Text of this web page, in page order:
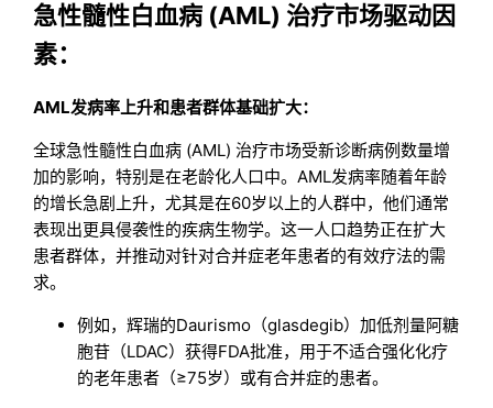
急性髓性白血病 (AML) 治疗市场驱动因
素：
AML发病率上升和患者群体基础扩大：
全球急性髓性白血病 (AML) 治疗市场受新诊断病例数量增
加的影响，特别是在老龄化人口中。AML发病率随着年龄
的增长急剧上升，尤其是在60岁以上的人群中，他们通常
表现出更具侵袭性的疾病生物学。这一人口趋势正在扩大
患者群体，并推动对针对合并症老年患者的有效疗法的需
求。
例如，辉瑞的Daurismo（glasdegib）加低剂量阿糖
胞苷（LDAC）获得FDA批准，用于不适合强化化疗
的老年患者（≥75岁）或有合并症的患者。